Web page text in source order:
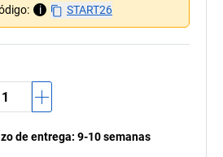
i START26
de entrega: 9-10 semanas